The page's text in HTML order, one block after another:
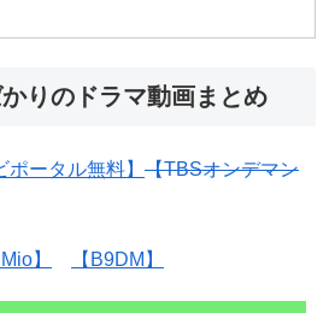
りのドラマ動画まとめ
ポータル無料】 【TBSオンデマン
】 【B9DM】